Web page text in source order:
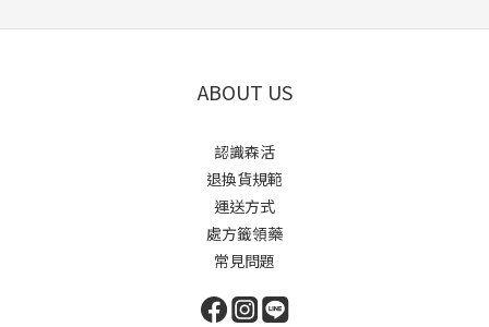
ABOUT US
認識森活
退換貨規範
運送方式
處方籤領藥
常見問題